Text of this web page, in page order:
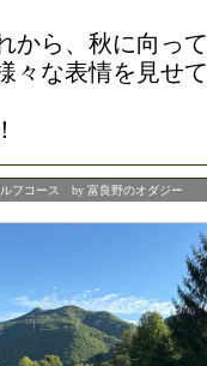
から、秋に向っ
々な表情を見せ
フコース by 富良野のオダジー